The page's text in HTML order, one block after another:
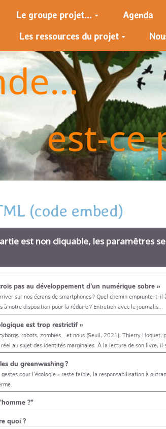
Le groupe projet... Agenda
Les ressources du projet
est-ce
(code embed)
est non cliquable, les paramêtres